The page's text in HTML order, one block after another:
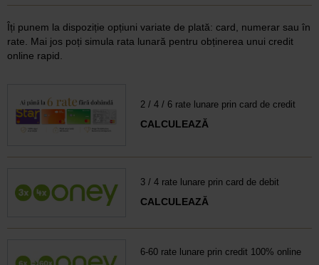
Îți punem la dispoziție opțiuni variate de plată: card, numerar sau în
rate. Mai jos poți simula rata lunară pentru obținerea unui credit
online rapid.
2 / 4 / 6 rate lunare prin card de credit
CALCULEAZĂ
3 / 4 rate lunare prin card de debit
CALCULEAZĂ
6-60 rate lunare prin credit 100% online